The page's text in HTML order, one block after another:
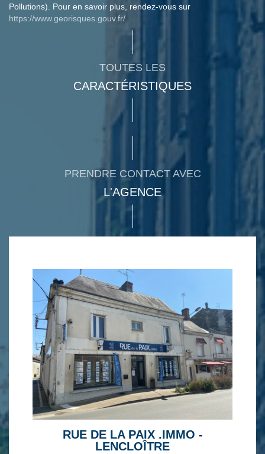
Pollutions). Pour en savoir plus, rendez-vous sur
https://www.georisques.gouv.fr/
TOUTES LES
CARACTÉRISTIQUES
PRENDRE CONTACT AVEC
L'AGENCE
RUE DE LA PAIX .IMMO -
LENCLOÎTRE